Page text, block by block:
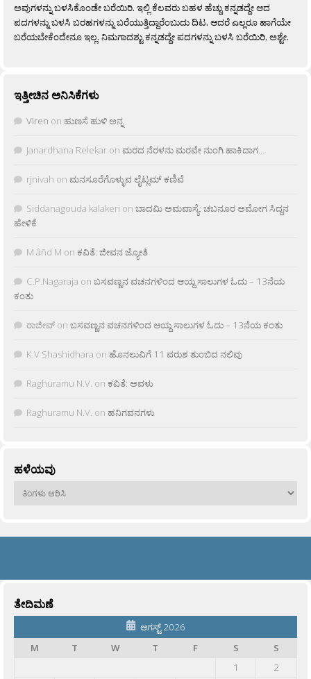
ಅವುಗಳನ್ನು ಬಳಸಿಕೊಂಡೇ ಬರೆಯಿರಿ. ಇಲ್ಲಿ ಕೆಲವರು ಬಹಳ ಹೆಚ್ಚು ಕನ್ನಡದ್ದೇ ಆದ
ಪದಗಳನ್ನು ಬಳಸಿ ಬರಹಗಳನ್ನು ಬರೆಯುತ್ತಿದ್ದಾರೆಂಬುದು ದಿಟ. ಆದರೆ ಎಲ್ಲರೂ ಹಾಗೆಯೇ
ಬರೆಯಬೇಕೆಂದೇನೂ ಇಲ್ಲ. ನಿಮಗಾದಶ್ಟು ಕನ್ನಡದ್ದೇ ಪದಗಳನ್ನು ಬಳಸಿ ಬರೆಯಿರಿ, ಅಶ್ಟೇ.
ಇತ್ತೀಚಿನ ಅನಿಸಿಕೆಗಳು
Viren on ಹುಣಸೆ ಹುಳಿ ಅನ್ನ
Janardhana Relekar on ಮರದ ನೆರಳನು ಮರವೇ ನುಂಗಿ ಹಾಕಿದಾಗ…
rjnivah on ಮನಸೂರೆಗೊಳ್ಳುವ ಲೈಟ್ಲಮ್ ಕಣಿವೆ
Siddanagouda kalakeri on ಬಾದಮಿ ಅಮವಾಸ್ಯೆ: ಚಬನೂರ ಅಮೋಗ ಸಿದ್ದನ
ಹೇಳಿಕೆ
M âñd M on ಕವಿತೆ: ಜೀವನ ಜ್ಯೋತಿ
C.P.Nagaraja on ಬಸವಣ್ಣನ ವಚನಗಳಿಂದ ಆಯ್ದ ಸಾಲುಗಳ ಓದು – 13ನೆಯ
ಕಂತು
ರಾಜೀವ್ on ಬಸವಣ್ಣನ ವಚನಗಳಿಂದ ಆಯ್ದ ಸಾಲುಗಳ ಓದು – 13ನೆಯ ಕಂತು
K.V Shashidhara on ಹೊನಲುವಿಗೆ 11 ವರುಶ ತುಂಬಿದ ನಲಿವು
Raghuramu N.V. on ಕವಿತೆ: ಅವಳು
Raghuramu N.V. on ಹನಿಗವನಗಳು
ಹಳೆಯವು
ಹಳೆಯವು
ತೇದಿಮಣೆ
ಆಗಸ್ಟ್ 2026
M
T W T F S
S
1
2